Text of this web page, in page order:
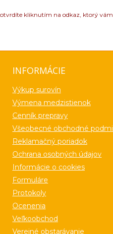
kliknutím na odkaz, ktorý
INFORMÁCIE
Výkup surovín
Výmena medzistienok
Cenník prepravy
Všeobecné obchodné
Reklamačný poriadok
Ochrana osobných údajov
Informácie o cookies
Formuláre
Protokoly
Ocenenia
Veľkoobchod
Verejné obstarávanie